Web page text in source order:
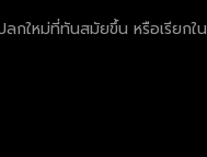
กใหม่ที่ทันสมัยขึ้น หรือเรียกใน